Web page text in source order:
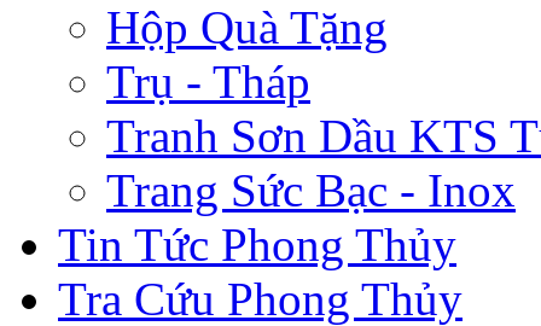
Hộp Quà Tặng
Trụ - Tháp
Tranh Sơn Dầu KTS
Trang Sức Bạc - Inox
Tin Tức Phong Thủy
Tra Cứu Phong Thủy